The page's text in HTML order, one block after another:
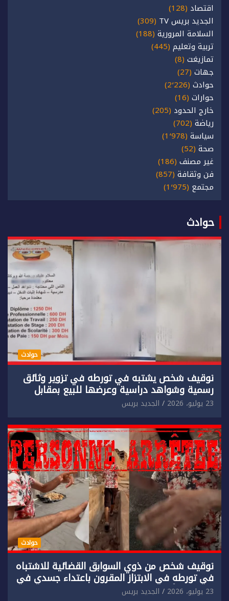
اقتصاد (128)
الجديد بريس TV
(309)
السلامة المرورية (188)
تربية وتعليم (445)
تمازيغت (8)
جهات (27)
حوادث (2٬226)
حوارات (16)
خارج الحدود (205)
رياضة (702)
سياسة (1٬978)
صحة (52)
غير مصنف (186)
فن وثقافة (857)
مجتمع (1٬975)
حوادث
حوادث
توقيف شخص يشتبه في تورطه في تزوير وثائق
رسمية وشواهد دراسية وعرضها للبيع بمقابل
مادي.
23 يوليو، 2026 الجديد بريس
حوادث
توقيف شخص من ذوي السوابق القضائية للاشتباه
في تورطه في الابتزاز المقرون باعتداء جسدي في
حق سائح أجنبي.
23 يوليو، 2026 الجديد بريس